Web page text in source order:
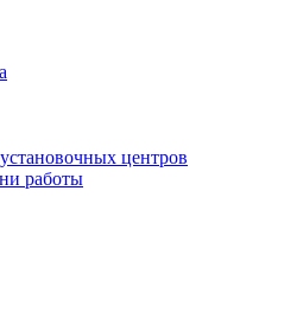
центров
работы